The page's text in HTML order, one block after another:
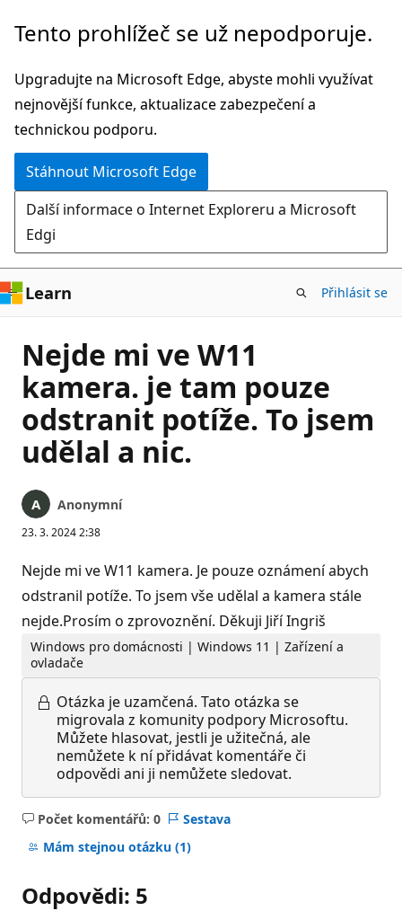
Přeskočit
hlavní
obsah
Tento prohlížeč se už nepodporuje.
Upgradujte na Microsoft Edge, abyste mohli využívat
nejnovější funkce, aktualizace zabezpečení a
technickou podporu.
Stáhnout Microsoft Edge
Další informace o Internet Exploreru a Microsoft
Edgi
Learn Přihlásit se
Nejde mi ve W11
kamera. je tam pouze
odstranit potíže. To jsem
udělal a nic.
Anonymní
23. 3. 2024 2:38
Nejde mi ve W11 kamera. Je pouze oznámení abych
odstranil potíže. To jsem vše udělal a kamera stále
nejde.Prosím o zprovoznění. Děkuji Jiří Ingriš
Windows pro domácnosti | Windows 11 | Zařízení a
ovladače
Otázka je uzamčená. Tato otázka se
migrovala z komunity podpory Microsoftu.
Můžete hlasovat, jestli je užitečná, ale
nemůžete k ní přidávat komentáře či
odpovědi ani ji nemůžete sledovat.
Počet komentářů: 0
Žádné
komentáře
Sestava
Mám stejnou otázku (1)
Odpovědi: 5